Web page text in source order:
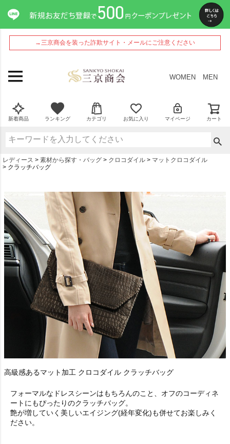
→三京商会を装った詐欺サイト・メールにご注意ください
WOMEN MEN
新着商品 ランキング カテゴリ お気に入り マイページ カート
レディース 素材から探す・バッグ クロコダイル
マットクロコダイル
クラッチバッグ
高級感あるマット加工 クロコダイル クラッチバッグ
フォーマルなドレスシーンはもちろんのこと、オフのコーディネ
ートにもぴったりのクラッチバッグ。
艶が増していく美しいエイジング(経年変化)も併せてお楽しみく
ださい。